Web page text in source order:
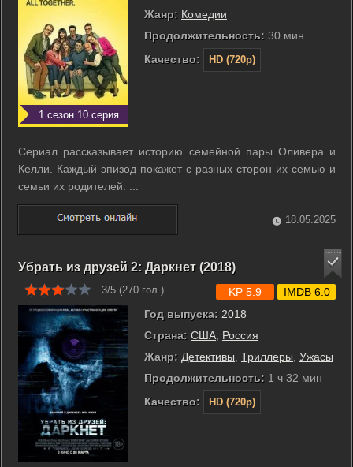
1 сезон 10 серия
Жанр: Комедии
Продолжительность: 30 мин
Качество:
HD (720p)
Сериал рассказывает историю семейной пары Оливера и
Келли. Каждый эпизод покажет с разных сторон их семью и
семьи их родителей. ...
18.05.2025
Убрать из друзей 2: Даркнет (2018)
3/5 (270 гол.)
Год выпуска: 2018
Страна: США Россия
Жанр: Детективы Триллеры Ужасы
Продолжительность: 1 ч 32 мин
Качество:
HD (720p)
KP 5.9 IMDB 6.0